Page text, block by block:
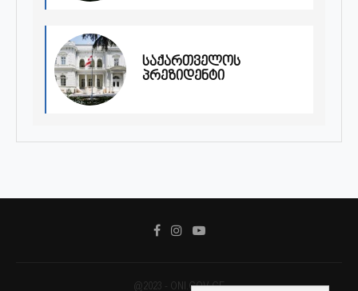
საქართველოს
პრეზიდენტი
@2023 - ONI.GOV.GE